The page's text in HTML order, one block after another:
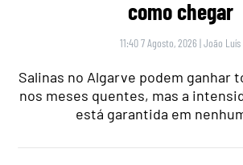
como chegar
11:40 7 Agosto, 2026 |João Luís
Salinas no Algarve podem ganhar
nos meses quentes, mas a
está garantida em